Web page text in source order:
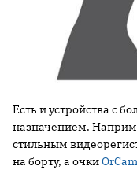
Есть и устройства с
назначением.
стильным
на борту, а очки